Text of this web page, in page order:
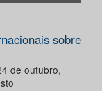
sobre
de outubro,